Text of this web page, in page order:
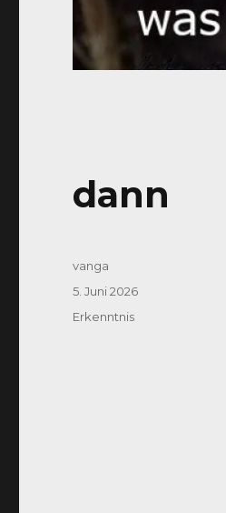
dann
Autor
vanga
Veröffentlicht
am
5. Juni 2026
Kategorien
Erkenntnis